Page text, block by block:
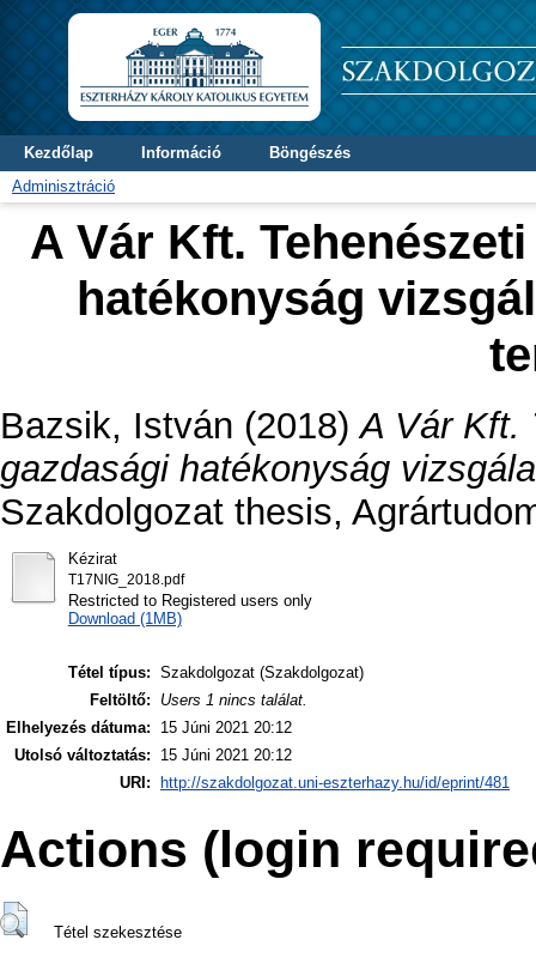
Kezdőlap Információ
Böngészés
Adminisztráció
A Vár Kft.
hatékonyság
Bazsik, István (2018)A Vár Kft.
gazdasági hatékonyság
Szakdolgozat thesis,
Kézirat
T17NIG_2018.pdf
Restricted to Registered users only
Download (1MB)
Tétel típus: Szakdolgozat (Szakdolgozat)
Feltöltő:
Users 1 nincs találat.
Elhelyezés dátuma:
15 Júni 2021 20:12
Utolsó változtatás:
15 Júni 2021 20:12
URI:
http://szakdolgozat.uni-eszterhazy.hu/id/eprint/481
Actions (login
Tétel szekesztése